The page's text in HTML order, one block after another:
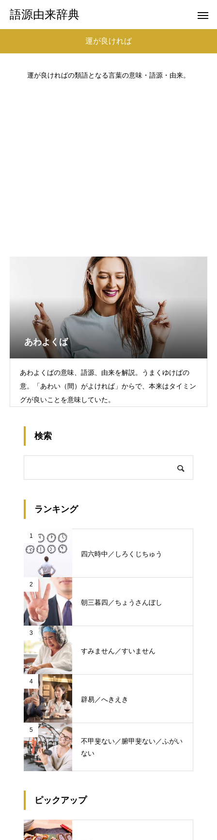
語源由来辞典
運が良ければ
運が良ければの類語となる言葉の意味・語源・由来。
あわよくば
あわよくばの意味、語源、由来を解説。うまくゆけばの
意。「あわい（間）がよければ」からで、本来はタイミン
グが良いことを意味していた。
検索
ランキング
1
四六時中／しろくじちゅう
2
朝三暮四／ちょうさんぼし
3
すみません／すいません
4
辟易／へきえき
5
不甲斐ない／腑甲斐ない／ふがい
ない
ピックアップ